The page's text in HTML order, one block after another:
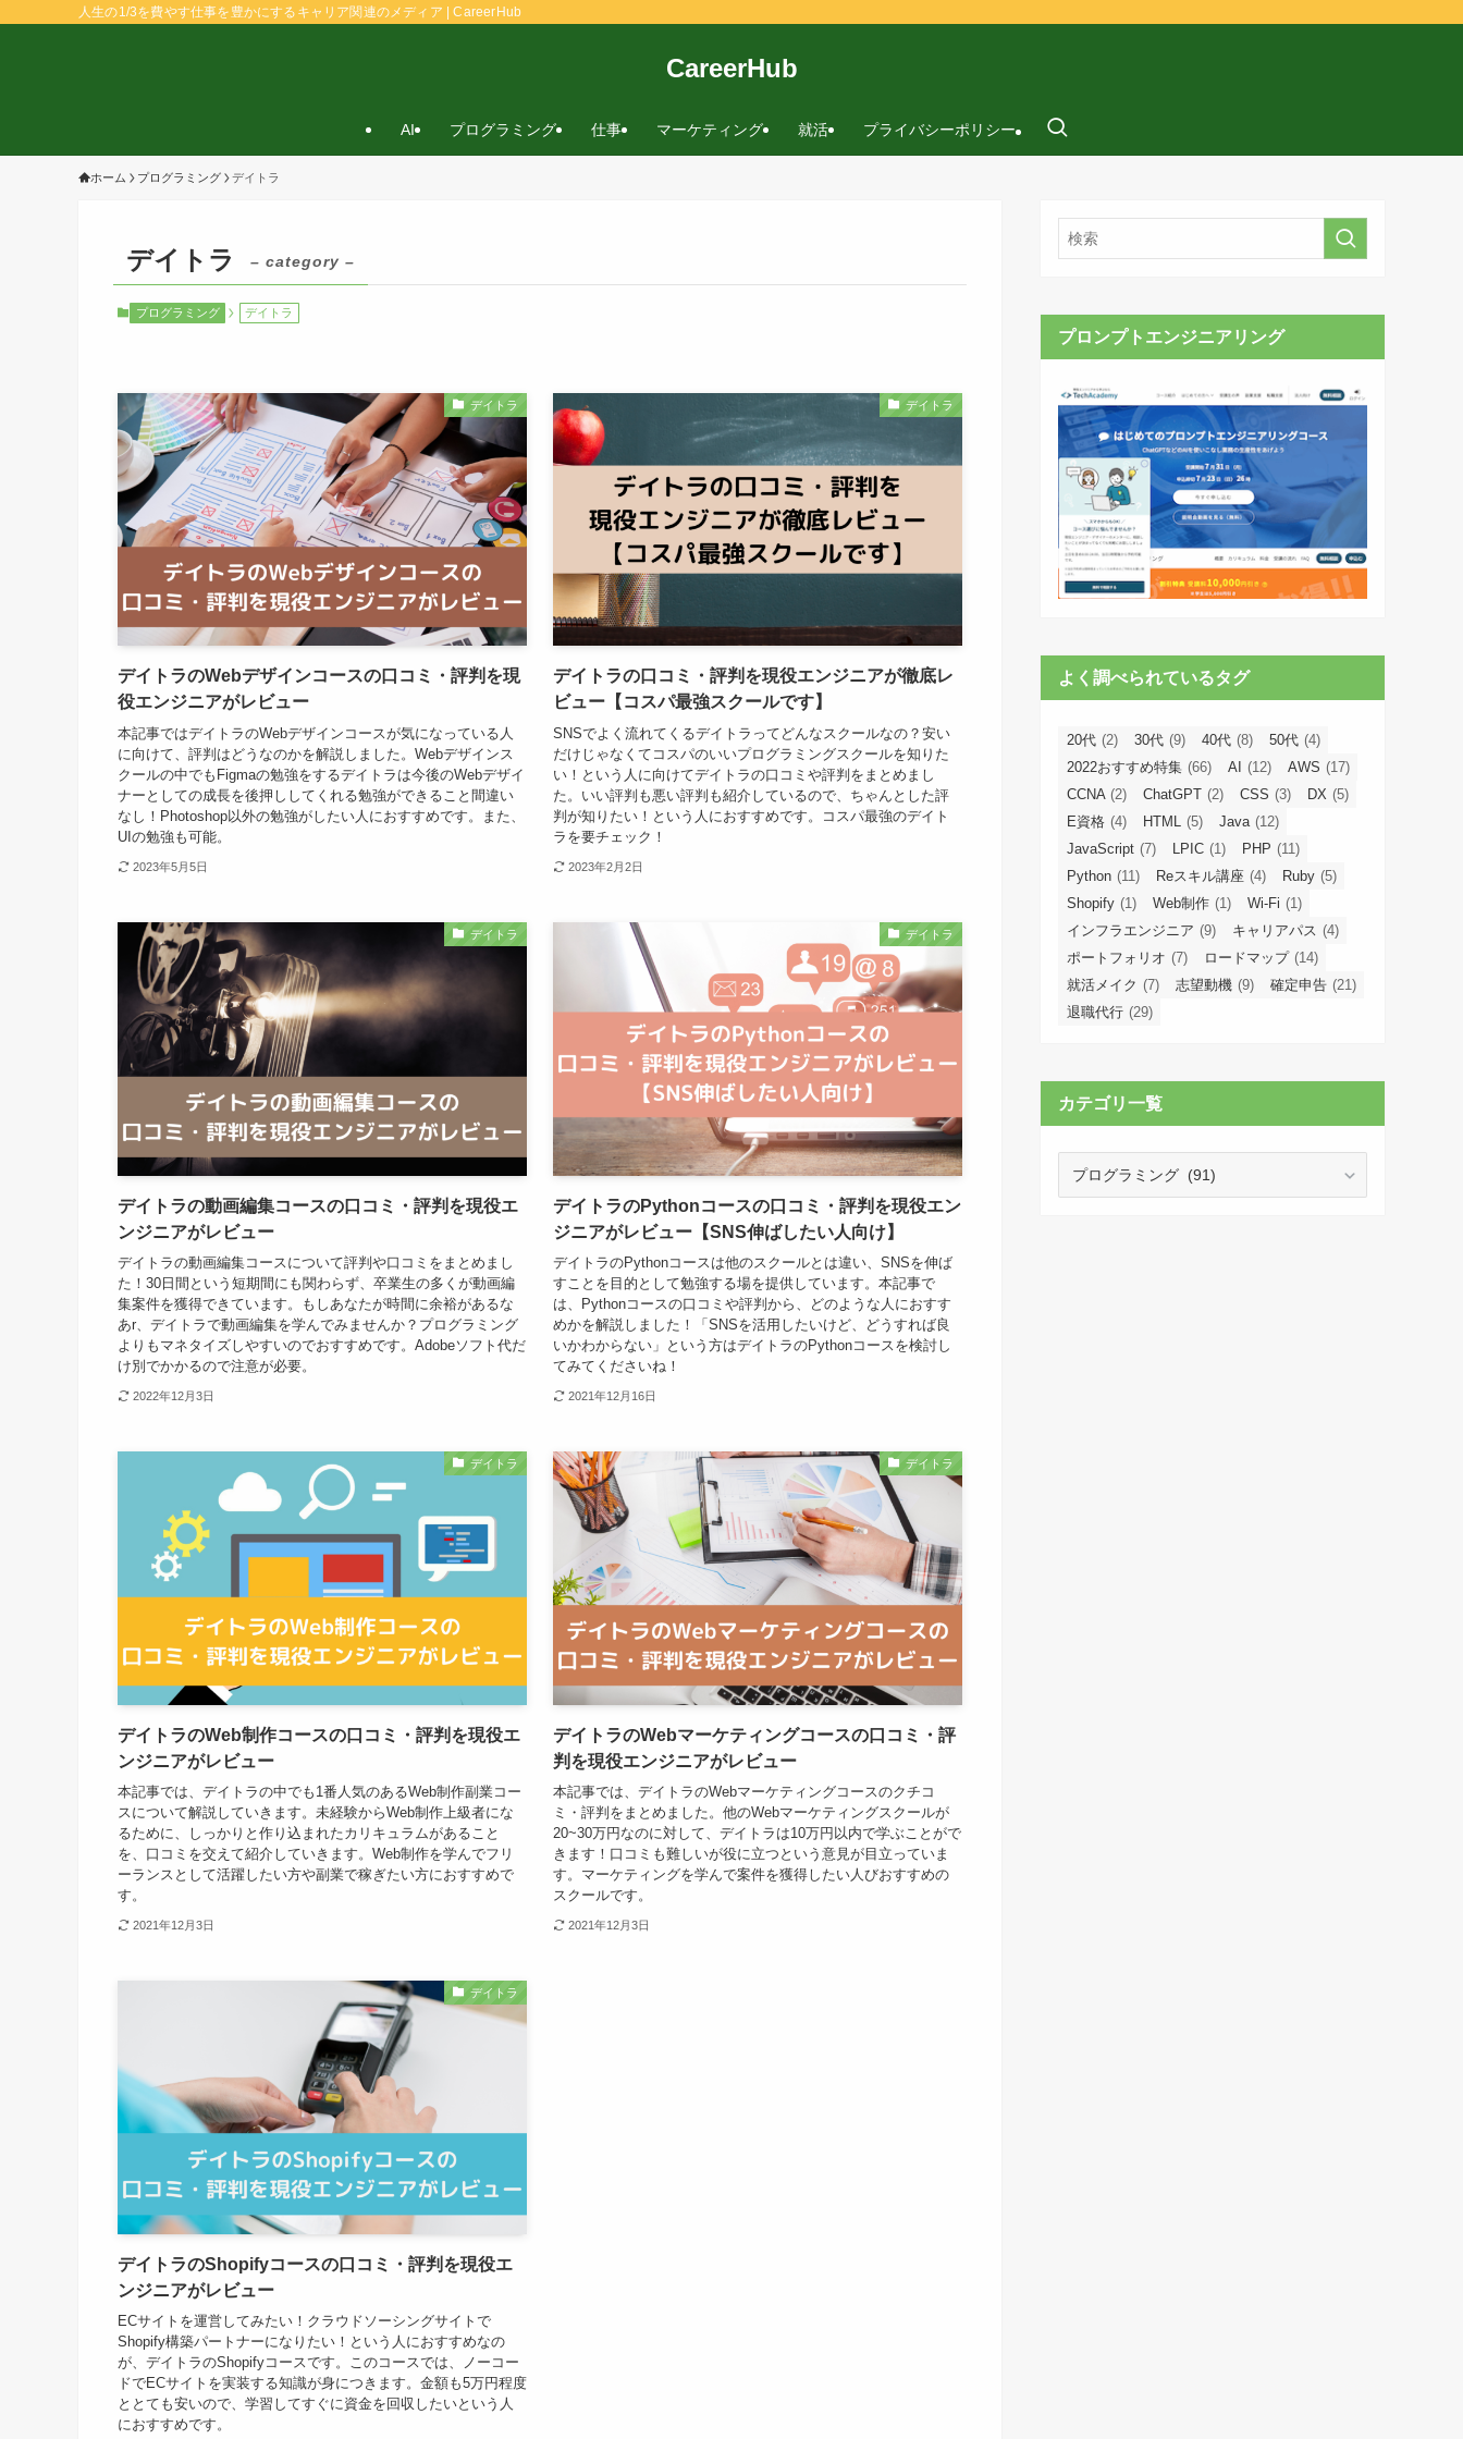
人生の1/3を費やす仕事を豊かにするキャリア関連のメディア | CareerHub
CareerHub
AI プログラミング 仕事 マーケティング 就活 プライバシーポリシー
ホーム プログラミング デイトラ
デイトラ – category –
プログラミング デイトラ
デイトラ
デイトラのWebデザインコースの口コミ・評判を現
役エンジニアがレビュー
本記事ではデイトラのWebデザインコースが気になっている人
に向けて、評判はどうなのかを解説しました。Webデザインス
クールの中でもFigmaの勉強をするデイトラは今後のWebデザイ
ナーとしての成長を後押ししてくれる勉強ができること間違い
なし！Photoshop以外の勉強がしたい人におすすめです。また、
UIの勉強も可能。
2023年5月5日
デイトラ
デイトラの口コミ・評判を現役エンジニアが徹底レ
ビュー【コスパ最強スクールです】
SNSでよく流れてくるデイトラってどんなスクールなの？安い
だけじゃなくてコスパのいいプログラミングスクールを知りた
い！という人に向けてデイトラの口コミや評判をまとめまし
た。いい評判も悪い評判も紹介しているので、ちゃんとした評
判が知りたい！という人におすすめです。コスパ最強のデイト
ラを要チェック！
2023年2月2日
デイトラ
デイトラの動画編集コースの口コミ・評判を現役エ
ンジニアがレビュー
デイトラの動画編集コースについて評判や口コミをまとめまし
た！30日間という短期間にも関わらず、卒業生の多くが動画編
集案件を獲得できています。もしあなたが時間に余裕があるな
あr、デイトラで動画編集を学んでみませんか？プログラミング
よりもマネタイズしやすいのでおすすめです。Adobeソフト代だ
け別でかかるので注意が必要。
2022年12月3日
デイトラ
デイトラのPythonコースの口コミ・評判を現役エン
ジニアがレビュー【SNS伸ばしたい人向け】
デイトラのPythonコースは他のスクールとは違い、SNSを伸ば
すことを目的として勉強する場を提供しています。本記事で
は、Pythonコースの口コミや評判から、どのような人におすす
めかを解説しました！「SNSを活用したいけど、どうすれば良
いかわからない」という方はデイトラのPythonコースを検討し
てみてくださいね！
2021年12月16日
デイトラ
デイトラのWeb制作コースの口コミ・評判を現役エ
ンジニアがレビュー
本記事では、デイトラの中でも1番人気のあるWeb制作副業コー
スについて解説していきます。未経験からWeb制作上級者にな
るために、しっかりと作り込まれたカリキュラムがあること
を、口コミを交えて紹介していきます。Web制作を学んでフリ
ーランスとして活躍したい方や副業で稼ぎたい方におすすめで
す。
2021年12月3日
デイトラ
デイトラのWebマーケティングコースの口コミ・評
判を現役エンジニアがレビュー
本記事では、デイトラのWebマーケティングコースのクチコ
ミ・評判をまとめました。他のWebマーケティングスクールが
20~30万円なのに対して、デイトラは10万円以内で学ぶことがで
きます！口コミも難しいが役に立つという意見が目立っていま
す。マーケティングを学んで案件を獲得したい人びおすすめの
スクールです。
2021年12月3日
デイトラ
デイトラのShopifyコースの口コミ・評判を現役エ
ンジニアがレビュー
ECサイトを運営してみたい！クラウドソーシングサイトで
Shopify構築パートナーになりたい！という人におすすめなの
が、デイトラのShopifyコースです。このコースでは、ノーコー
ドでECサイトを実装する知識が身につきます。金額も5万円程度
ととても安いので、学習してすぐに資金を回収したいという人
におすすめです。
プロンプトエンジニアリング
よく調べられているタグ
20代 (2) 30代 (9) 40代 (8) 50代 (4)
2022おすすめ特集 (66) AI (12) AWS (17)
CCNA (2) ChatGPT (2) CSS (3) DX (5)
E資格 (4) HTML (5) Java (12)
JavaScript (7) LPIC (1) PHP (11)
Python (11) Reスキル講座 (4) Ruby (5)
Shopify (1) Web制作 (1) Wi-Fi (1)
インフラエンジニア (9) キャリアパス (4)
ポートフォリオ (7) ロードマップ (14)
就活メイク (7) 志望動機 (9) 確定申告 (21)
退職代行 (29)
カテゴリ一覧